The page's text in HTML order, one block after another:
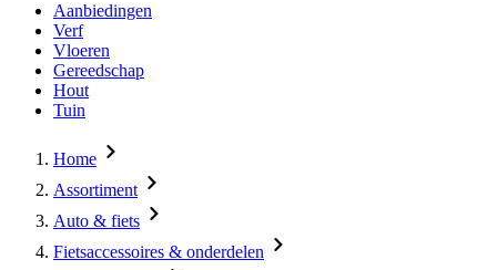
Aanbiedingen
Verf
Vloeren
Gereedschap
Hout
Tuin
Home
Assortiment
Auto & fiets
Fietsaccessoires & onderdelen